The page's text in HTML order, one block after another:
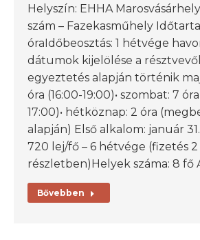
Helyszín: EHHA
szám – Fazekasműhely
óraIdőbeosztás: 1 hétvége
dátumok kijelölése a
egyeztetés alapján történik
óra (16:00-19:00)• szombat: 7
17:00)• hétköznap: 2 óra
alapján) Első alkalom: január
720 lej/fő – 6 hétvége (fizetés 2
részletben)Helyek száma: 8 fő
Bővebben